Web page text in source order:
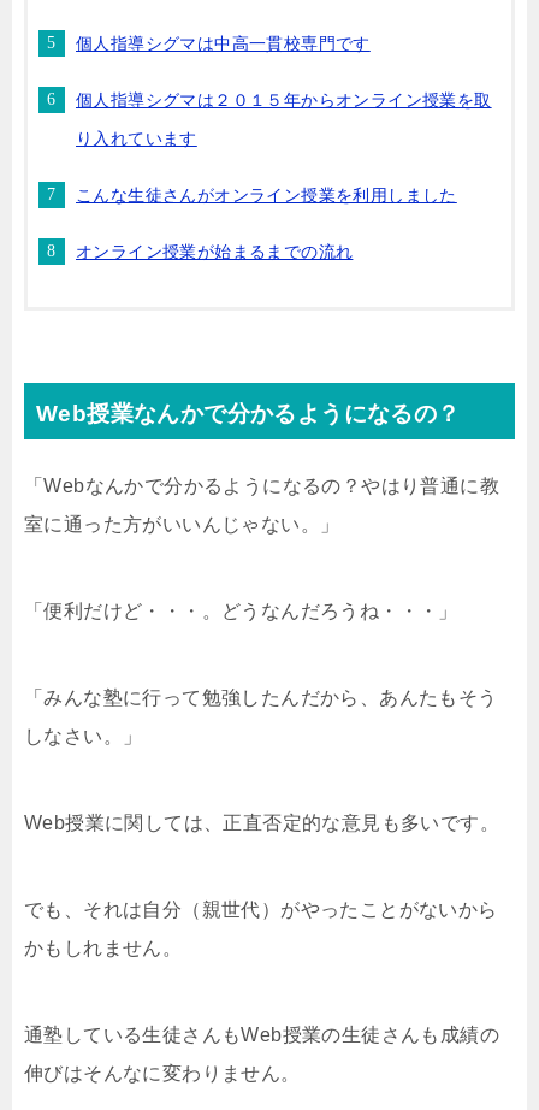
個人指導シグマは中高一貫校専門です
個人指導シグマは２０１５年からオンライン授業を取
り入れています
こんな生徒さんがオンライン授業を利用しました
オンライン授業が始まるまでの流れ
Web授業なんかで分かるようになるの？
「Webなんかで分かるようになるの？やはり普通に教
室に通った方がいいんじゃない。」
「便利だけど・・・。どうなんだろうね・・・」
「みんな塾に行って勉強したんだから、あんたもそう
しなさい。」
Web授業に関しては、正直否定的な意見も多いです。
でも、それは自分（親世代）がやったことがないから
かもしれません。
通塾している生徒さんもWeb授業の生徒さんも成績の
伸びはそんなに変わりません。